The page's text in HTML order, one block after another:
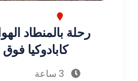
رحلة بالمنطاد
كابادوكيا